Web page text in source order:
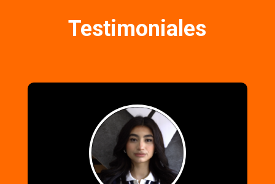
Testimoniales